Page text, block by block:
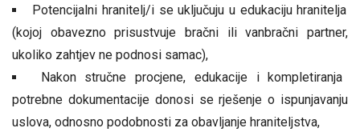
Potencijalni hranitelj/i se uključuju u edukaciju hranitelja
(kojoj obavezno prisustvuje bračni ili vanbračni partner,
ukoliko zahtjev ne podnosi samac),
Nakon stručne procjene, edukacije i kompletiranja
potrebne dokumentacije donosi se rješenje o ispunjavanju
uslova, odnosno podobnosti za obavljanje hraniteljstva,